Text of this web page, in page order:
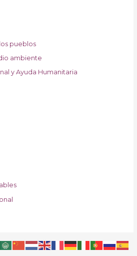
pueblos
ambiente
y Ayuda Humanitaria